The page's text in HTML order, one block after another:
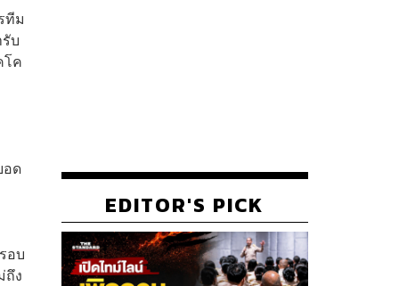
ทีม
บ
โค
อด
อบ
ถึง
EDITOR'S PICK